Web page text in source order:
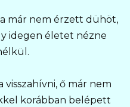
már nem érzett dühöt,
idegen életet nézne
ő már nem
korábban belépett